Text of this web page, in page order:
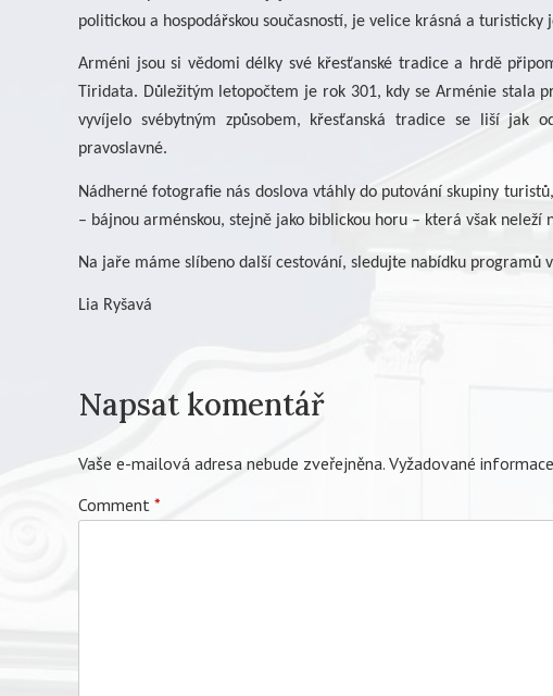
politickou a hospodářskou současností, je velice krásná a turisticky
Arméni jsou si vědomi délky své křesťanské tradice a hrdě
Tiridata. Důležitým letopočtem je rok 301, kdy se Arménie stala
vyvíjelo svébytným způsobem, křesťanská tradice se liší jak
pravoslavné.
Nádherné fotografie nás doslova vtáhly do putování skupiny
– bájnou arménskou, stejně jako biblickou horu – která však neleží
Na jaře máme slíbeno další cestování, sledujte nabídku programů
Lia Ryšavá
Napsat komentář
Vaše e-mailová adresa nebude zveřejněna. Vyžadované
Comment *